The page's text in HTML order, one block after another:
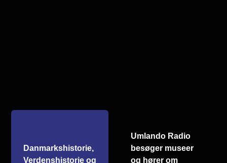
Danmarkshistorie,
Verdenshistorie og
Umlando Radio
besøger museer
og hører om